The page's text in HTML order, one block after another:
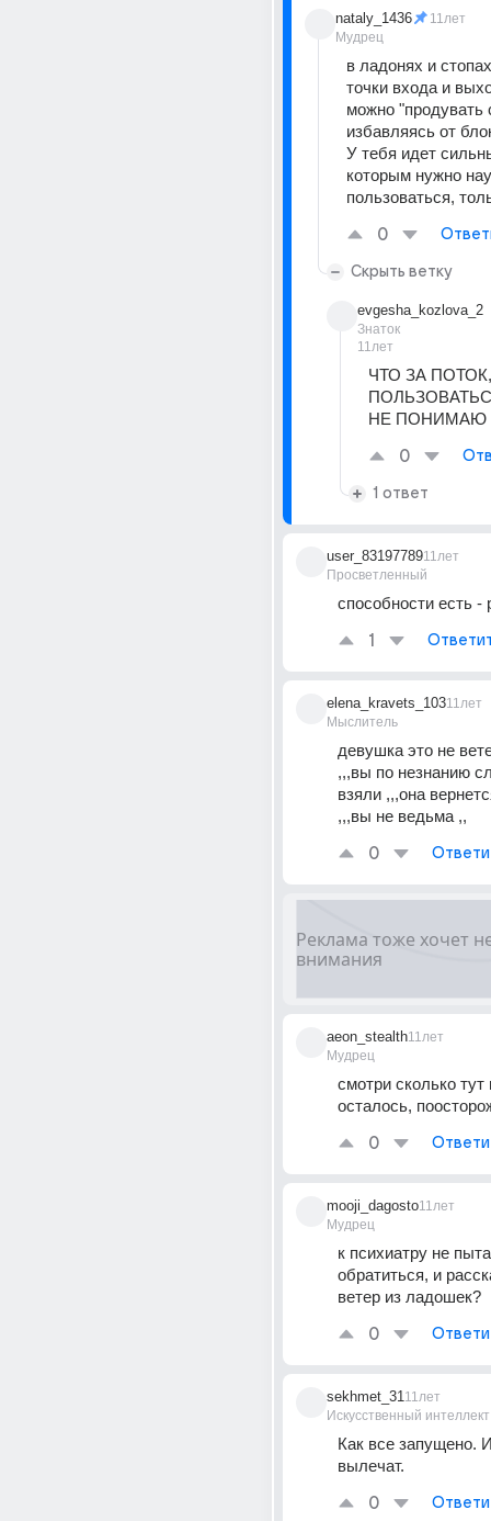
nataly_1436
Мудрец
11лет
в ладонях и
точки входа и
можно "продувать
избавляясь от
У тебя идет
которым нужно
пользоваться,
0
Скрыть ветку
evgesha_kozlova_2
Знаток
11лет
ЧТО ЗА
НЕ ПОНИМАЮ
0
1 ответ
user_83197789
Просветленный
11лет
способности есть -
1
elena_kravets_103
Мыслитель
11лет
девушка это не
,,,вы по незнанию
взяли ,,,она
,,,вы не ведьма ,,
0
aeon_stealth
Мудрец
11лет
смотри сколько тут
осталось,
0
mooji_dagosto
Мудрец
11лет
к психиатру не
обратиться, и
ветер из ладошек?
0
sekhmet_31
Искусственный интеллект
11лет
Как все запущено.
вылечат.
0